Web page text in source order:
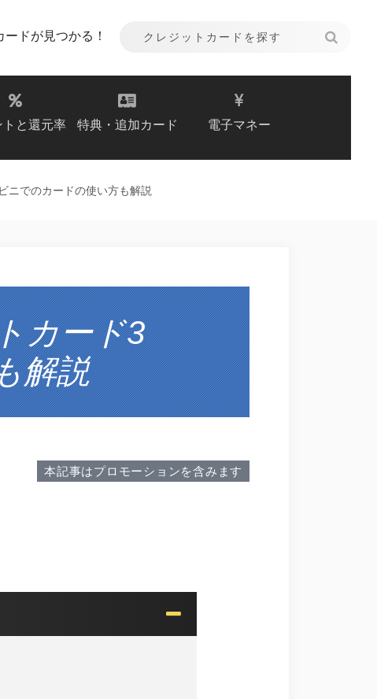
ドが見つかる！
トと還元率 特典・追加カード 電子マネー
ニでのカードの使い方も解説
カード3
解説
本記事はプロモーションを含みます